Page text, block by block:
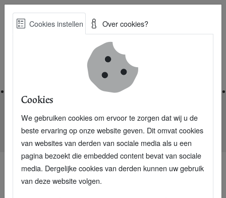
Skip
Best Practices voor een duurzame toekomst
Nieuwsarchief
Bonsai Boom Box : bonsai kweken voor dummies
Cookies instellen Over cookies?
Cookies
We gebruiken cookies om ervoor te zorgen dat wij u de
beste ervaring op onze website geven. Dit omvat cookies
van websites van derden van sociale media als u een
pagina bezoekt die embedded content bevat van sociale
media. Dergelijke cookies van derden kunnen uw gebruik
van deze website volgen.